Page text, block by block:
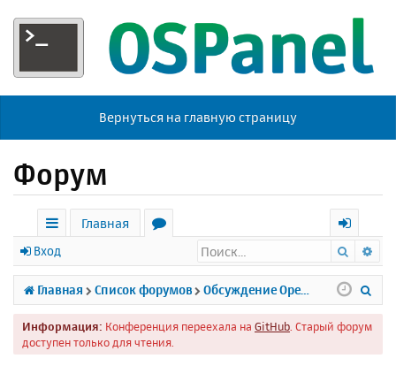
Вернуться на главную страницу
Форум
с
ы
л
к
Главная
р
у
м
х
о
д
Вход Поиск
Главная Список форумов
Информация: Конференция переехала на GitHub . Старый форум
доступен только для чтения.